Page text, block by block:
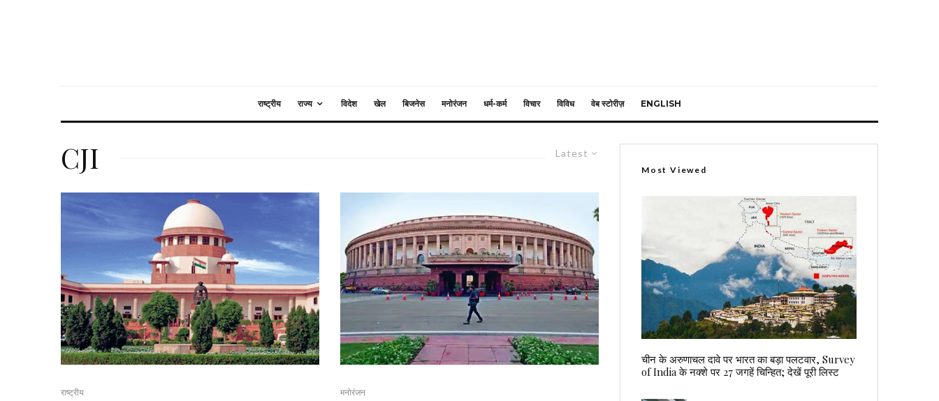
राष्ट्रीय राज्य विदेश खेल बिजनेस मनोरंजन धर्म-कर्म विचार विविध वेब स्टोरीज़ ENGLISH
Latest
CJI
राष्ट्रीय मनोरंजन
Most Viewed
चीन के अरुणाचल दावे पर भारत का बड़ा पलटवार, Survey
of India के नक्शे पर 27 जगहें चिन्हित; देखें पूरी लिस्ट